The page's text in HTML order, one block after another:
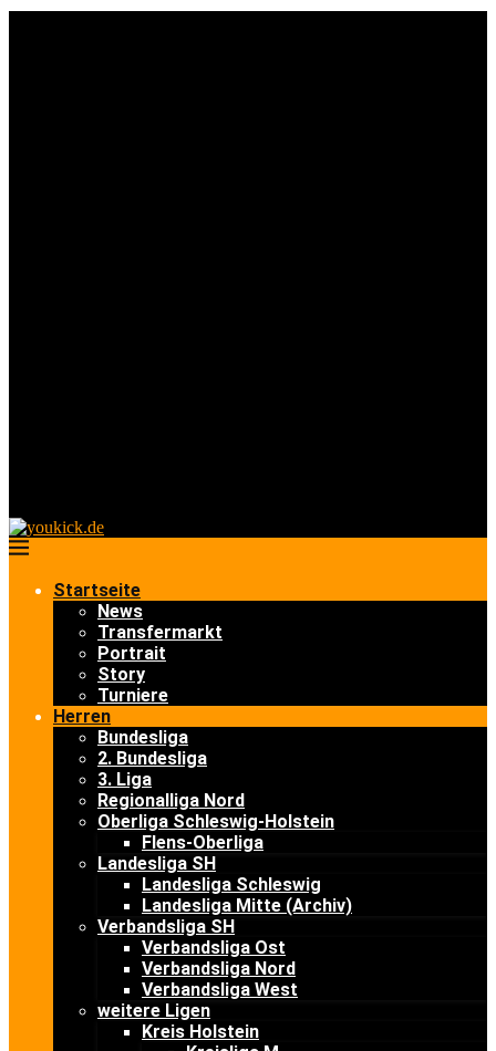
Startseite
News
Transfermarkt
Portrait
Story
Turniere
Herren
Bundesliga
2. Bundesliga
3. Liga
Regionalliga Nord
Oberliga Schleswig-Holstein
Flens-Oberliga
Landesliga SH
Landesliga Schleswig
Landesliga Mitte (Archiv)
Verbandsliga SH
Verbandsliga Ost
Verbandsliga Nord
Verbandsliga West
weitere Ligen
Kreis Holstein